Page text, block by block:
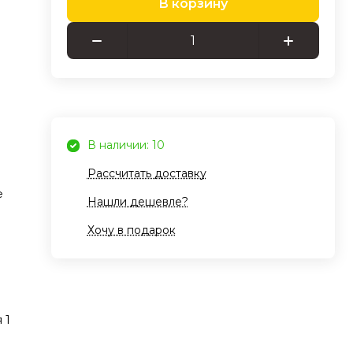
В корзину
В наличии: 10
Рассчитать доставку
Нашли дешевле?
Хочу в подарок